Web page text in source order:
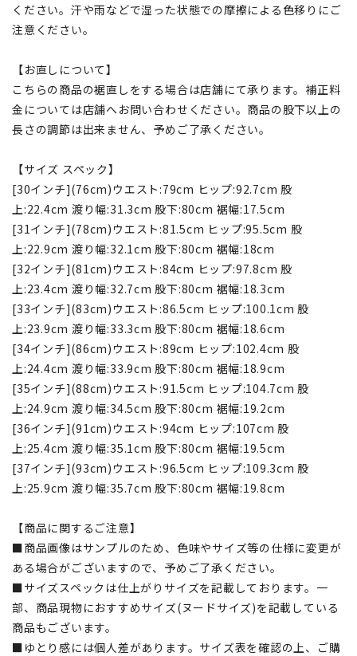
ください。汗や雨などで湿った状態での摩擦による色移りにご
注意ください。
【お直しについて】
こちらの商品の裾直しをする場合は店舗にて承ります。補正料
金については店舗へお問い合わせください。商品の股下以上の
長さの調節は出来ません、予めご了承ください。
【サイズ スペック】
[30インチ](76cm)ウエスト:79cm ヒップ:92.7cm 股
上:22.4cm 渡り幅:31.3cm 股下:80cm 裾幅:17.5cm
[31インチ](78cm)ウエスト:81.5cm ヒップ:95.5cm 股
上:22.9cm 渡り幅:32.1cm 股下:80cm 裾幅:18cm
[32インチ](81cm)ウエスト:84cm ヒップ:97.8cm 股
上:23.4cm 渡り幅:32.7cm 股下:80cm 裾幅:18.3cm
[33インチ](83cm)ウエスト:86.5cm ヒップ:100.1cm 股
上:23.9cm 渡り幅:33.3cm 股下:80cm 裾幅:18.6cm
[34インチ](86cm)ウエスト:89cm ヒップ:102.4cm 股
上:24.4cm 渡り幅:33.9cm 股下:80cm 裾幅:18.9cm
[35インチ](88cm)ウエスト:91.5cm ヒップ:104.7cm 股
上:24.9cm 渡り幅:34.5cm 股下:80cm 裾幅:19.2cm
[36インチ](91cm)ウエスト:94cm ヒップ:107cm 股
上:25.4cm 渡り幅:35.1cm 股下:80cm 裾幅:19.5cm
[37インチ](93cm)ウエスト:96.5cm ヒップ:109.3cm 股
上:25.9cm 渡り幅:35.7cm 股下:80cm 裾幅:19.8cm
【商品に関するご注意】
■商品画像はサンプルのため、色味やサイズ等の仕様に変更が
ある場合がございますので、予めご了承ください。
■サイズスペックは仕上がりサイズを記載しております。一
部、商品現物におすすめサイズ(ヌードサイズ)を記載している
商品もございます。
■ゆとり感には個人差があります。サイズ表を確認の上、ご購